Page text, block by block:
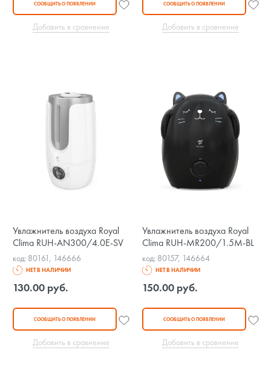
СООБЩИТЬ О ПОЯВЛЕНИИ
Добавить в сравнение
СООБЩИТЬ О ПОЯВЛЕНИИ
Добавить в сравнение
Увлажнитель воздуха Royal
Clima RUH-AN300/4.0E-SV
код: 80161, 146666
НЕТ В НАЛИЧИИ
130.00 руб.
СООБЩИТЬ О ПОЯВЛЕНИИ
Добавить в сравнение
Увлажнитель воздуха Royal
Clima RUH-MR200/1.5M-BL
код: 80157, 146664
НЕТ В НАЛИЧИИ
150.00 руб.
СООБЩИТЬ О ПОЯВЛЕНИИ
Добавить в сравнение